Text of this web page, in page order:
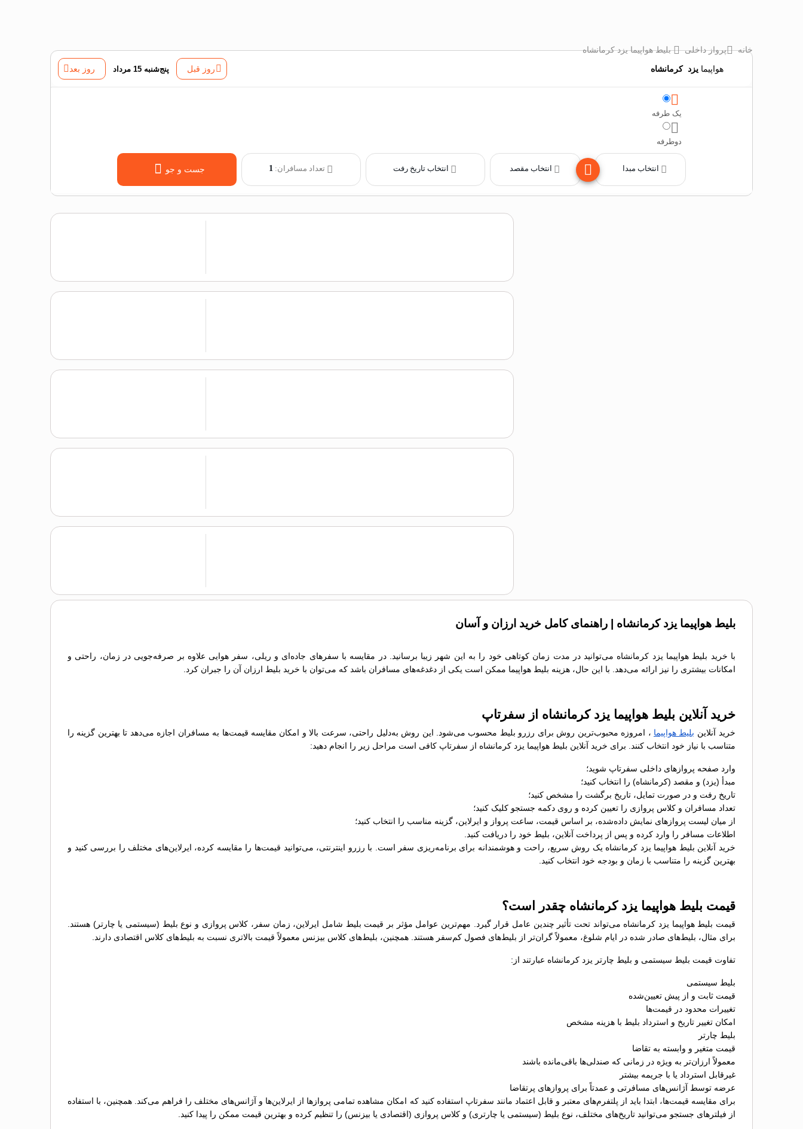
خانه پرواز داخلی
بلیط هواپیما یزد کرمانشاه
هواپیما یزد ‌کرمانشاه روز قبل پنج‌شنبه 15 مرداد روز بعد
یک طرفه
دوطرفه
انتخاب مبدا انتخاب مقصد تعداد مسافران:1 جست و جو
بلیط هواپیما یزد کرمانشاه | راهنمای کامل خرید ارزان و آسان
با خرید بلیط هواپیما یزد کرمانشاه می‌توانید در مدت زمان کوتاهی خود را به این شهر زیبا برسانید. در مقایسه با سفرهای جاده‌ای و ریلی، سفر هوایی علاوه بر صرفه‌جویی در زمان، راحتی و
امکانات بیشتری را نیز ارائه می‌دهد. با این حال، هزینه بلیط هواپیما ممکن است یکی از دغدغه‌های مسافران باشد که می‌توان با خرید بلیط ارزان آن را جبران کرد.
خرید آنلاین بلیط هواپیما یزد کرمانشاه از سفرتاپ
خرید آنلاین بلیط هواپیما ، امروزه محبوب‌ترین روش برای رزرو بلیط محسوب می‌شود. این روش به‌دلیل راحتی، سرعت بالا و امکان مقایسه قیمت‌ها به مسافران اجازه می‌دهد تا بهترین گزینه را
متناسب با نیاز خود انتخاب کنند. برای خرید آنلاین بلیط هواپیما یزد کرمانشاه از سفرتاپ کافی است مراحل زیر را انجام دهید:
وارد صفحه پروازهای داخلی سفرتاپ شوید؛
مبدأ (یزد) و مقصد (کرمانشاه) را انتخاب کنید؛
تاریخ رفت و در صورت تمایل، تاریخ برگشت را مشخص کنید؛
تعداد مسافران و کلاس پروازی را تعیین کرده و روی دکمه جستجو کلیک کنید؛
از میان لیست پروازهای نمایش داده‌شده، بر اساس قیمت، ساعت پرواز و ایرلاین، گزینه مناسب را انتخاب کنید؛
اطلاعات مسافر را وارد کرده و پس از پرداخت آنلاین، بلیط خود را دریافت کنید.
خرید آنلاین بلیط هواپیما یزد کرمانشاه یک روش سریع، راحت و هوشمندانه برای برنامه‌ریزی سفر است. با رزرو اینترنتی، می‌توانید قیمت‌ها را مقایسه کرده، ایرلاین‌های مختلف را بررسی کنید و
بهترین گزینه را متناسب با زمان و بودجه خود انتخاب کنید.
قیمت بلیط هواپیما یزد کرمانشاه چقدر است؟
قیمت بلیط هواپیما یزد کرمانشاه می‌تواند تحت تأثیر چندین عامل قرار گیرد. مهم‌ترین عوامل مؤثر بر قیمت بلیط شامل ایرلاین، زمان سفر، کلاس پروازی و نوع بلیط (سیستمی یا چارتر) هستند.
برای مثال، بلیط‌های صادر شده در ایام شلوغ، معمولاً گران‌تر از بلیط‌های فصول کم‌سفر هستند. همچنین، بلیط‌های کلاس بیزنس معمولاً قیمت بالاتری نسبت به بلیط‌های کلاس اقتصادی دارند.
تفاوت قیمت بلیط سیستمی و بلیط چارتر یزد کرمانشاه عبارتند از:
بلیط سیستمی
قیمت ثابت و از پیش تعیین‌شده
تغییرات محدود در قیمت‌ها
امکان تغییر تاریخ و استرداد بلیط با هزینه مشخص
بلیط چارتر
قیمت متغیر و وابسته به تقاضا
معمولاً ارزان‌تر به ویژه در زمانی که صندلی‌ها باقی‌مانده باشند
غیرقابل استرداد یا با جریمه بیشتر
عرضه توسط آژانس‌های مسافرتی و عمدتاً برای پروازهای پرتقاضا
برای مقایسه قیمت‌ها، ابتدا باید از پلتفرم‌های معتبر و قابل اعتماد مانند سفرتاپ استفاده کنید که امکان مشاهده تمامی پروازها از ایرلاین‌ها و آژانس‌های مختلف را فراهم می‌کند. همچنین، با استفاده
از فیلترهای جستجو می‌توانید تاریخ‌های مختلف، نوع بلیط (سیستمی یا چارتری) و کلاس پروازی (اقتصادی یا بیزنس) را تنظیم کرده و بهترین قیمت ممکن را پیدا کنید.